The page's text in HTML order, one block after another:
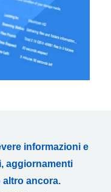
informazioni e
aggiornamenti
altro ancora.